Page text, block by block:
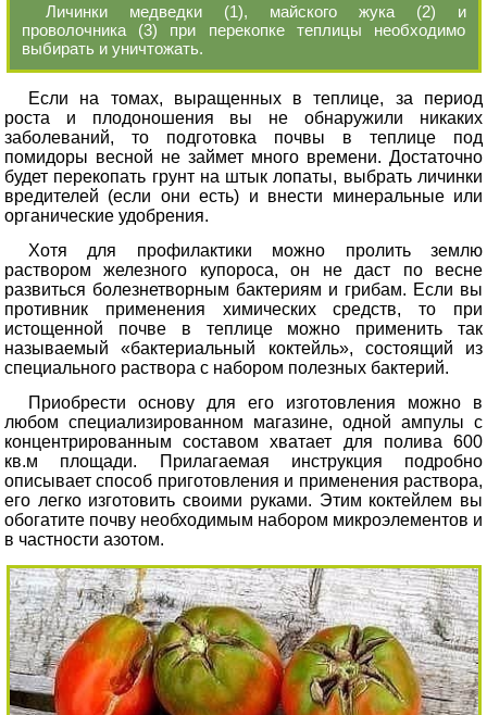
Личинки медведки (1), майского жука (2) и
проволочника (3) при перекопке теплицы необходимо
выбирать и уничтожать.
Если на томах, выращенных в теплице, за период
роста и плодоношения вы не обнаружили никаких
заболеваний, то подготовка почвы в теплице под
помидоры весной не займет много времени. Достаточно
будет перекопать грунт на штык лопаты, выбрать личинки
вредителей (если они есть) и внести минеральные или
органические удобрения.
Хотя для профилактики можно пролить землю
раствором железного купороса, он не даст по весне
развиться болезнетворным бактериям и грибам. Если вы
противник применения химических средств, то при
истощенной почве в теплице можно применить так
называемый «бактериальный коктейль», состоящий из
специального раствора с набором полезных бактерий.
Приобрести основу для его изготовления можно в
любом специализированном магазине, одной ампулы с
концентрированным составом хватает для полива 600
кв.м площади. Прилагаемая инструкция подробно
описывает способ приготовления и применения раствора,
его легко изготовить своими руками. Этим коктейлем вы
обогатите почву необходимым набором микроэлементов и
в частности азотом.